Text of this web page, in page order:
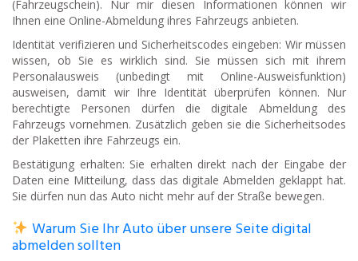
(Fahrzeugschein). Nur mir diesen Informationen können wir
Ihnen eine Online-Abmeldung ihres Fahrzeugs anbieten.
Identität verifizieren und Sicherheitscodes eingeben: Wir müssen
wissen, ob Sie es wirklich sind. Sie müssen sich mit ihrem
Personalausweis (unbedingt mit Online-Ausweisfunktion)
ausweisen, damit wir Ihre Identität überprüfen können. Nur
berechtigte Personen dürfen die digitale Abmeldung des
Fahrzeugs vornehmen. Zusätzlich geben sie die Sicherheitsodes
der Plaketten ihre Fahrzeugs ein.
Bestätigung erhalten: Sie erhalten direkt nach der Eingabe der
Daten eine Mitteilung, dass das digitale Abmelden geklappt hat.
Sie dürfen nun das Auto nicht mehr auf der Straße bewegen.
Warum Sie Ihr Auto über unsere Seite digital
abmelden sollten